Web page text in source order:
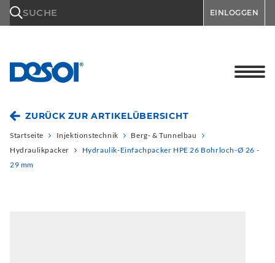
SUCHE EINLOGGEN
ZURÜCK ZUR ARTIKELÜBERSICHT
Startseite Injektionstechnik
Berg- & Tunnelbau
Hydraulikpacker
Hydraulik-Einfachpacker HPE 26 Bohrloch-Ø 26 -
29 mm